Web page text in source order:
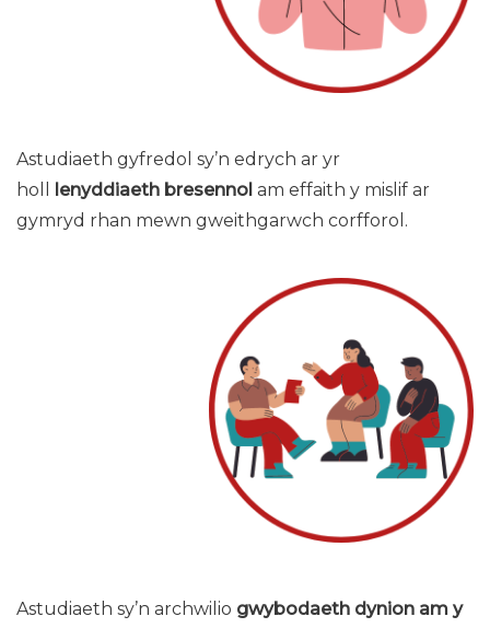
Astudiaeth gyfredol sy’n edrych ar yr
holl lenyddiaeth bresennol am effaith y mislif ar
gymryd rhan mewn gweithgarwch corfforol.
Astudiaeth sy’n archwilio gwybodaeth dynion am y